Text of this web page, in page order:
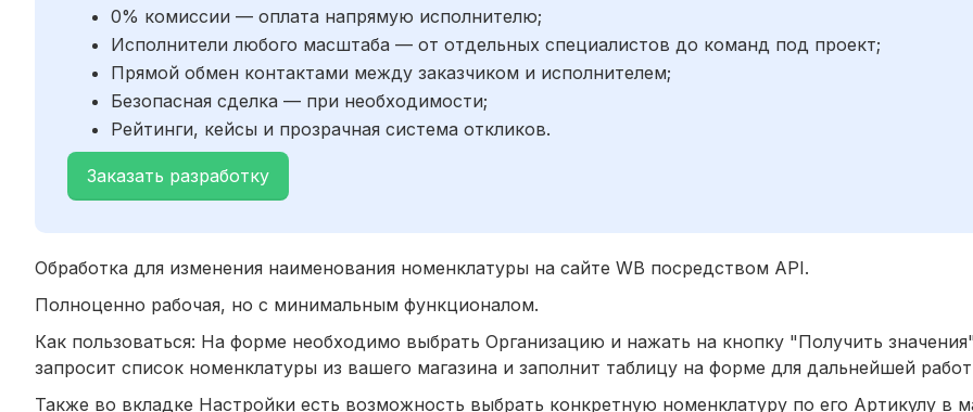
0% комиссии — оплата напрямую исполнителю;
Исполнители любого масштаба — от отдельных специалистов до команд под проект;
Прямой обмен контактами между заказчиком и исполнителем;
Безопасная сделка — при необходимости;
Рейтинги, кейсы и прозрачная система откликов.
Заказать разработку
Обработка для изменения наименования номенклатуры на сайте WB посредством API.
Полноценно рабочая, но с минимальным функционалом.
Как пользоваться: На форме необходимо выбрать Организацию и нажать на кнопку "Получить
запросит список номенклатуры из вашего магазина и заполнит таблицу на форме для дальнейшей
Также во вкладке Настройки есть возможность выбрать конкретную номенклатуру по его Артикулу в